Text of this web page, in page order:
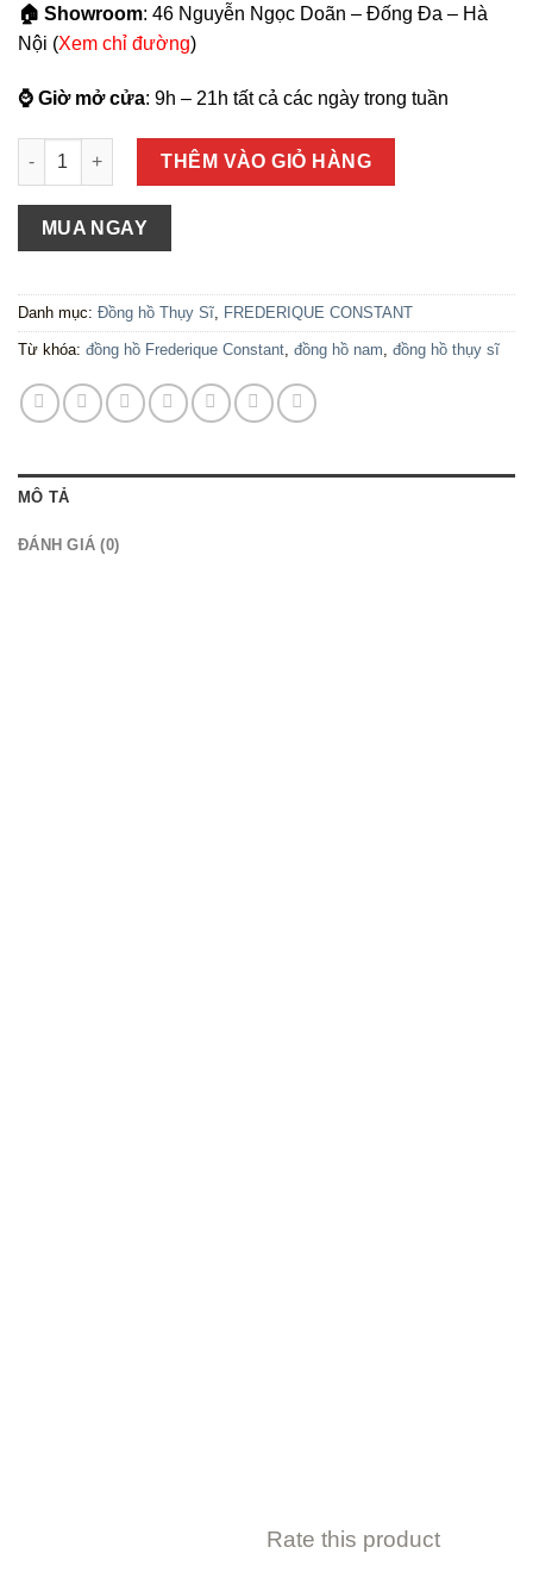
🏠 Showroom: 46 Nguyễn Ngọc Doãn – Đống Đa – Hà
Nội (Xem chỉ đường)
⌚ Giờ mở cửa: 9h – 21h tất cả các ngày trong tuần
Số lượng
THÊM VÀO GIỎ HÀNG
MUA NGAY
Danh mục: Đồng hồ Thụy Sĩ, FREDERIQUE CONSTANT
Từ khóa: đồng hồ Frederique Constant, đồng hồ nam, đồng hồ thụy sĩ
MÔ TẢ
ĐÁNH GIÁ (0)
Rate this product